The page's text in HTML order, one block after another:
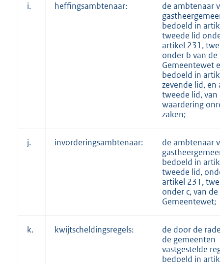
i. heffingsambtenaar:
de ambtenaar
bedoeld in
tweede lid
artikel 231,
onder b van de
Gemeentewet
bedoeld in
zevende lid, en
tweede lid, van
waardering
zaken;
j. invorderingsambtenaar:
de ambtenaar
bedoeld in
tweede lid,
artikel 231,
onder c, van de
Gemeentewet;
k. kwijtscheldingsregels:
de door de
de gemeenten
vastgestelde
bedoeld in